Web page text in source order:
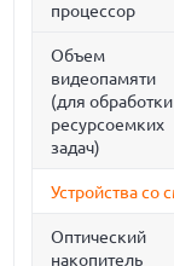
процессор
Объем
видеопамяти
(для обработки
ресурсоемких
задач)
Устройства
Оптический
накопитель